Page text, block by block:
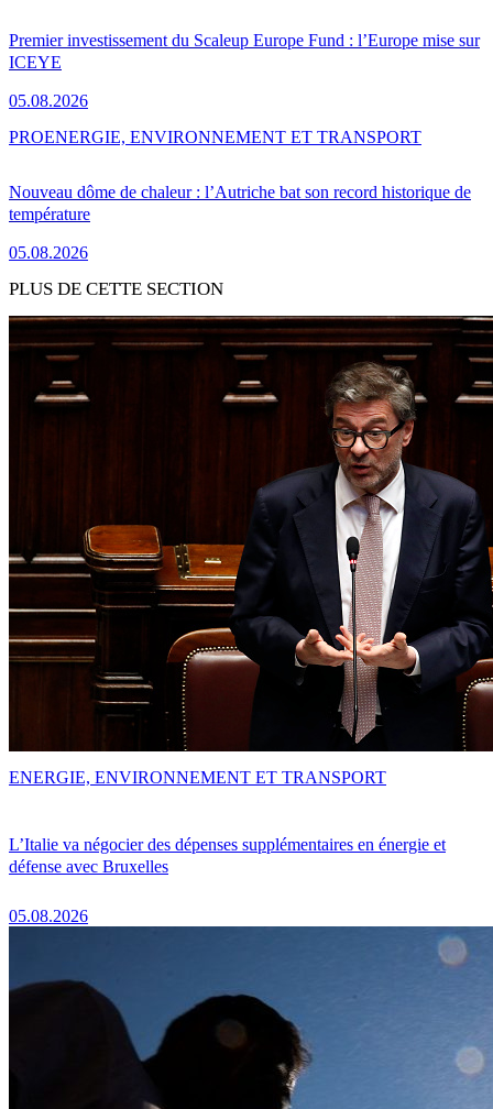
Premier investissement du Scaleup Europe Fund : l’Europe mise sur
ICEYE
05.08.2026
Nouveau dôme de chaleur : l’Autriche bat son record historique de
température
05.08.2026
PROENERGIE, ENVIRONNEMENT ET TRANSPORT
PLUS DE CETTE SECTION
L’Italie va négocier des dépenses supplémentaires en énergie et
défense avec Bruxelles
05.08.2026
ENERGIE, ENVIRONNEMENT ET TRANSPORT